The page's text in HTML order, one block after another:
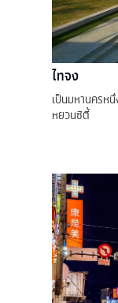
ไทจง
เป็นมหานครห
หยวนซิตี้